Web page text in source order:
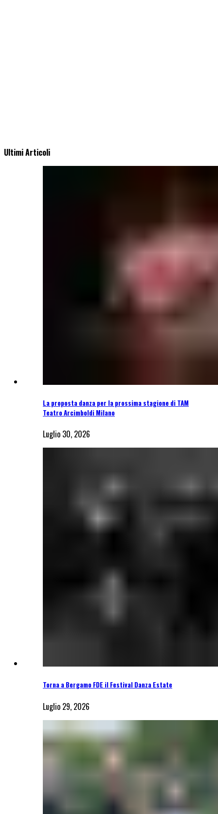
Ultimi Articoli
La proposta danza per la prossima stagione di TAM
Teatro Arcimboldi Milano
Luglio 30, 2026
Torna a Bergamo FDE il Festival Danza Estate
Luglio 29, 2026